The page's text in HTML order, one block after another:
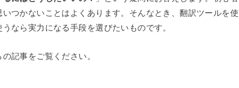
つかないことはよくあります。そんなとき、翻訳ツールを使
なら実力になる手段を選びたいものです。
記事をご覧ください。